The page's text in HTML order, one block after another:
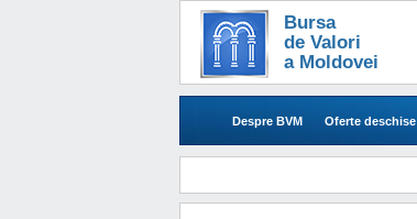
Bursa
de Valori
a Moldovei
Despre BVM Oferte deschise